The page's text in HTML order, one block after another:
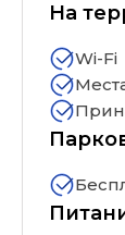
На
Wi-Fi